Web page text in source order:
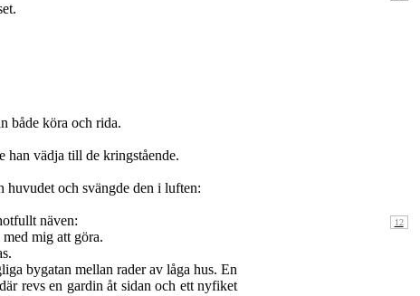
både köra och rida.
han vädja till de kringstående.
och svängde den i luften:
näven:
mig att göra.
bygatan mellan rader av låga hus. En
revs en gardin åt sidan och ett nyfiket